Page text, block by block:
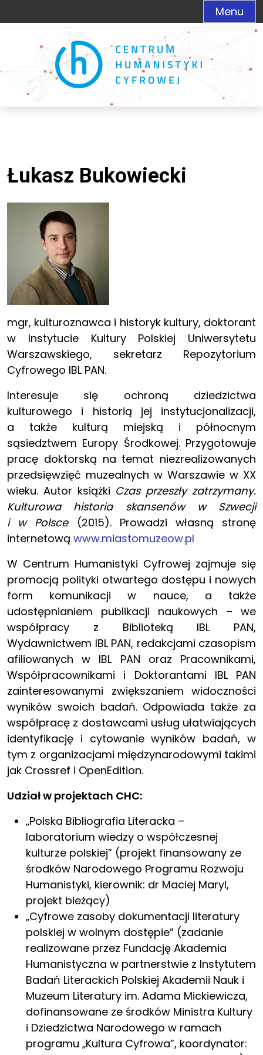
Menu
Łukasz Bukowiecki
mgr, kulturoznawca i historyk kultury, doktorant
w Instytucie Kultury Polskiej Uniwersytetu
Warszawskiego, sekretarz Repozytorium
Cyfrowego IBL PAN.
Interesuje się ochroną dziedzictwa
kulturowego i historią jej instytucjonalizacji,
a także kulturą miejską i północnym
sąsiedztwem Europy Środkowej. Przygotowuje
pracę doktorską na temat niezrealizowanych
przedsięwzięć muzealnych w Warszawie w XX
wieku. Autor książki Czas przeszły zatrzymany.
Kulturowa historia skansenów w Szwecji
i w Polsce(2015). Prowadzi własną stronę
internetową www.miastomuzeow.pl
W Centrum Humanistyki Cyfrowej zajmuje się
promocją polityki otwartego dostępu i nowych
form komunikacji w nauce, a także
udostępnianiem publikacji naukowych – we
współpracy z Biblioteką IBL PAN,
Wydawnictwem IBL PAN, redakcjami czasopism
afiliowanych w IBL PAN oraz Pracownikami,
Współpracownikami i Doktorantami IBL PAN
zainteresowanymi zwiększaniem widoczności
wyników swoich badań. Odpowiada także za
współpracę z dostawcami usług ułatwiających
identyfikację i cytowanie wyników badań, w
tym z organizacjami międzynarodowymi takimi
jak Crossref i OpenEdition.
Udział w projektach CHC:
„Polska Bibliografia Literacka –
laboratorium wiedzy o współczesnej
kulturze polskiej” (projekt finansowany ze
środków Narodowego Programu Rozwoju
Humanistyki, kierownik: dr Maciej Maryl,
projekt bieżący)
„Cyfrowe zasoby dokumentacji literatury
polskiej w wolnym dostępie” (zadanie
realizowane przez Fundację Akademia
Humanistyczna w partnerstwie z Instytutem
Badań Literackich Polskiej Akademii Nauk i
Muzeum Literatury im. Adama Mickiewicza,
dofinansowane ze środków Ministra Kultury
i Dziedzictwa Narodowego w ramach
programu „Kultura Cyfrowa”, koordynator: